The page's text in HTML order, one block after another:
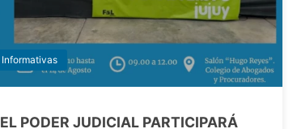
Informativas
EL PODER JUDICIAL PARTICIPARÁ